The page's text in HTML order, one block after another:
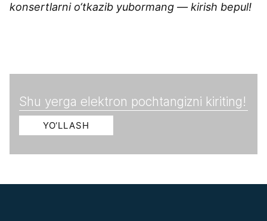
konsertlarni o‘tkazib yubormang — kirish bepul!